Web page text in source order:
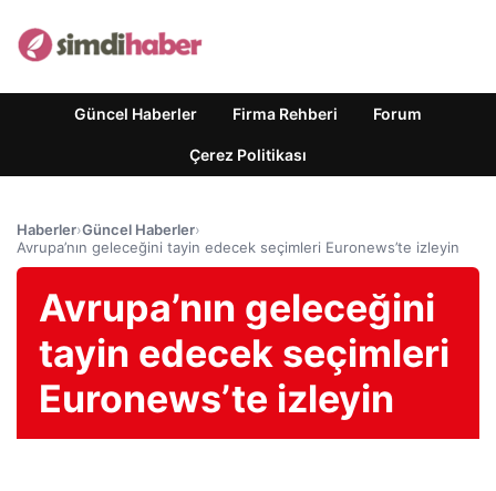
Güncel Haberler Firma Rehberi Forum
Çerez Politikası
Haberler›Güncel Haberler›
Avrupa’nın geleceğini tayin edecek seçimleri Euronews’te izleyin
Avrupa’nın geleceğini
tayin edecek seçimleri
Euronews’te izleyin